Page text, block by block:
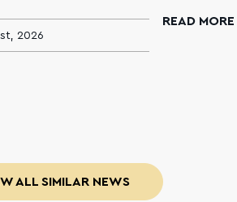
2026
READ MORE
ALL SIMILAR NEWS